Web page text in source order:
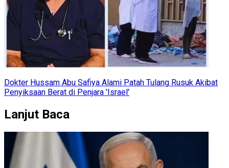
Dokter Hussam Abu Safiya Alami Patah Tulang Rusuk Akibat
Penyiksaan Berat di Penjara 'Israel'
Lanjut Baca